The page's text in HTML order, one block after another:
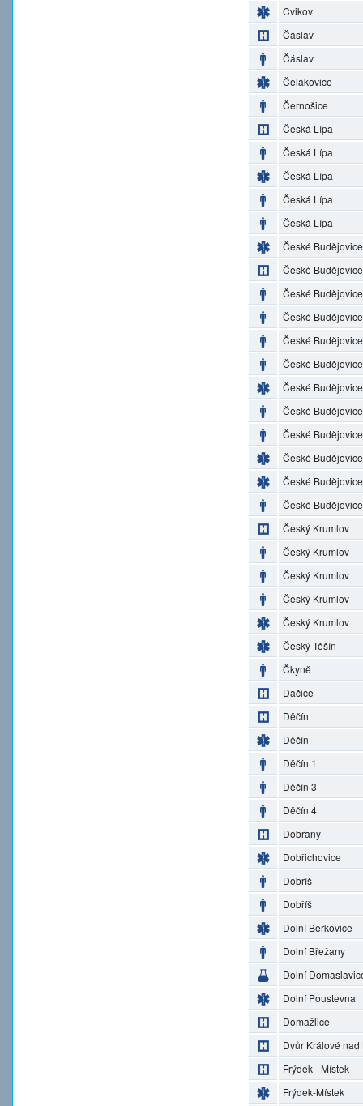
Cvikov
Čáslav
Čáslav
Čelákovice
Černošice
Česká Lípa
Česká Lípa
Česká Lípa
Česká Lípa
Česká Lípa
České Budějovice
České Budějovice
České Budějovice
České Budějovice
České Budějovice
České Budějovice
České Budějovice
České Budějovice
České Budějovice
České Budějovice
České Budějovice
České Budějovice
Český Krumlov
Český Krumlov
Český Krumlov
Český Krumlov
Český Krumlov
Český Těšín
Čkyně
Dačice
Děčín
Děčín
Děčín 1
Děčín 3
Děčín 4
Dobřany
Dobřichovice
Dobříš
Dobříš
Dolní Beřkovice
Dolní Břežany
Dolní
Dolní Poustevna
Domažlice
Dvůr Králové nad
Frýdek - Místek
Frýdek-Místek